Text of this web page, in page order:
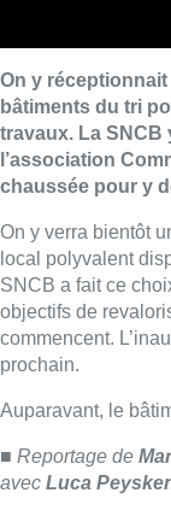
commencent.
Auparavant, le
■Reportage de
avecLuca
Lire aussi :
Dernier
les
ville?